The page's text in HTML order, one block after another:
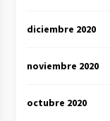
diciembre 2020
noviembre 2020
octubre 2020